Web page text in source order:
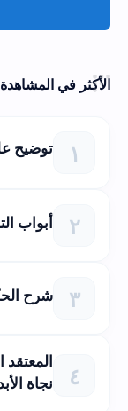
الأكثر في المشاهدة
توضيح
أبواب
شرح
المعتقد
نجاة